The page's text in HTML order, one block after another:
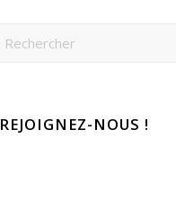
REJOIGNEZ-NOUS !